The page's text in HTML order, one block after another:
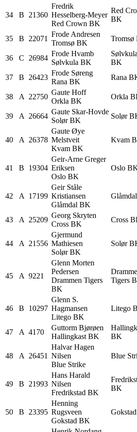
34 B 21360
Fredrik
Hesselberg-Meyer
Red Crown BK
Red
BK
35 B 22071
Frode Andresen
Tromsø BK
Tromsø
36 C 26984
Frode Hvamb
Sølvkula BK
Sølvkula
BK
37 B 26423
Frode Søreng
Rana BK
Rana
38 A 22750
Gaute Hoff
Orkla BK
Orkla
39 A 26664
Gaute Skar-Hovde
Solør BK
Solør
40 A 26378
Gaute Øye
Melstveit
Kvam BK
Kvam
41 B 19304
Geir-Arne Greger
Eriksen
Oslo BK
Oslo
42 A 17199
Geir Ståle
Kristiansen
Glåmdal BK
43 A 25209
Georg Skryten
Cross BK
Cross
44 A 21556
Gjermund
Mathiesen
Solør BK
Solør
45 A 9221
Glenn Morten
Pedersen
Drammen Tigers
BK
Tigers
46 B 10297
Glenn S.
Hagmansen
Litego BK
Litego
47 A 4170
Guttorm Bjørøen
Hallingkast BK
BK
48 A 26451
Halvar Hagen
Nilsen
Blue Strike
Blue
49 B 21993
Hans Harald
Nilsen
Fredrikstad BK
BK
50 B 23395
Henning
Rugsveen
Gokstad BK